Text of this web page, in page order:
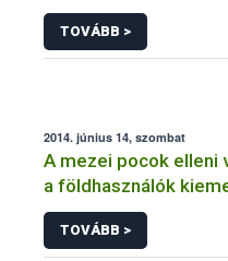
TOVÁBB >
2014. június 14, szombat
A mezei pocok
a földhasználók
TOVÁBB >